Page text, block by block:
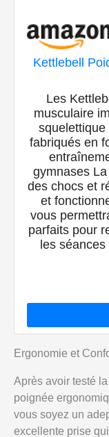
Kettlebell
Les
musculaire
fabriqués en
gymnases
des chocs et
et
vous
parfaits pour
les
Ergonomie et
Après avoir testé
poignée
vous soyez un
excellente prise